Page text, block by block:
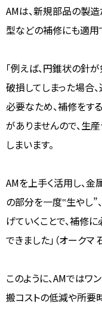
AMは、新規部品の製
型などの補修にも適用
「例えば、円錐状の針
破損してしまった場合
必要なため、補修をす
がありませんので、生
しまいます。
AMを上手く活用し、
の部分を一度‟生やし
げていくことで、補修
できました」（オークマ
このように、AMではワ
搬コストの低減や所要